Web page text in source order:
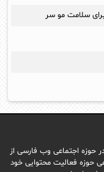
حوزه اجتماعی وب فارسی از
حوزه فعالیت محتوایی خود